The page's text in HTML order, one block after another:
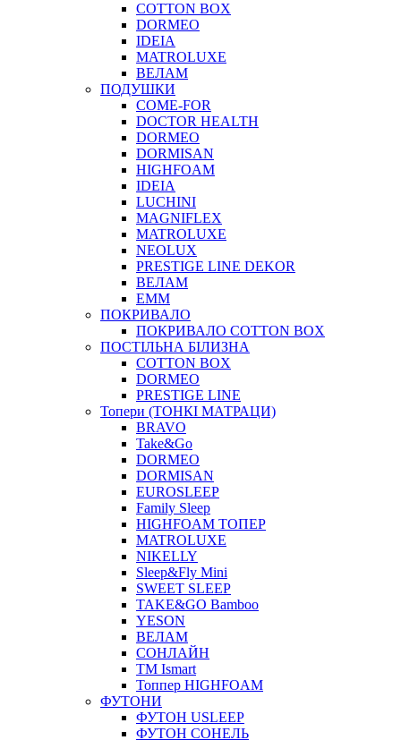
COTTON BOX
DORMEO
IDEIA
MATROLUXE
ВЕЛАМ
ПОДУШКИ
COME-FOR
DOCTOR HEALTH
DORMEO
DORMISAN
HIGHFOAM
IDEIA
LUCHINI
MAGNIFLEX
MATROLUXE
NEOLUX
PRESTIGE LINE DEKOR
ВЕЛАМ
ЕММ
ПОКРИВАЛО
ПОКРИВАЛО COTTON BOX
ПОСТІЛЬНА БІЛИЗНА
COTTON BOX
DORMEO
PRESTIGE LINE
Топери (ТОНКІ МАТРАЦИ)
BRAVO
Take&Go
DORMEO
DORMISAN
EUROSLEEP
Family Sleep
HIGHFOAM ТОПЕР
MATROLUXE
NIKELLY
Sleep&Fly Mini
SWEET SLEEP
TAKE&GO Bamboo
YESON
ВЕЛАМ
СОНЛАЙН
ТМ Ismart
Топпер HIGHFOAM
ФУТОНИ
ФУТОН USLEEP
ФУТОН СОНЕЛЬ